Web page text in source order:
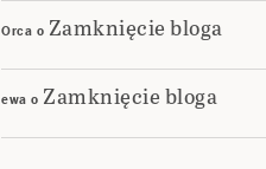
Orca o Zamknięcie bloga
ewa o Zamknięcie bloga